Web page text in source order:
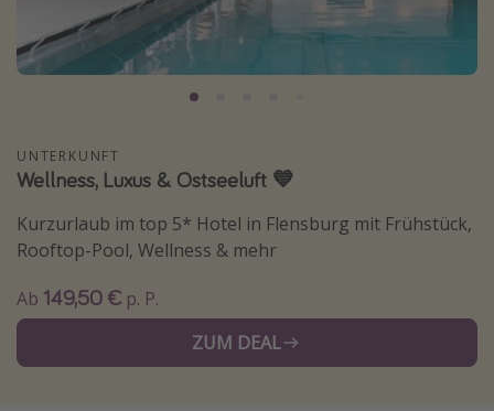
Bodensee Urlaub
Gozo Urlaub
Normandie Urlaub
St. Lucia Urlaub
Kefalonia Urlaub
Krabi Urlaub
Tulum Urlaub
Sri Lanka Rundreise
Japan Rundreise
UNTERKUNFT
Wellness, Luxus & Ostseeluft 💙
Kurzurlaub im top 5* Hotel in Flensburg mit Frühstück,
Rooftop-Pool, Wellness & mehr
Ab 149,50 € p. P.
ZUM DEAL